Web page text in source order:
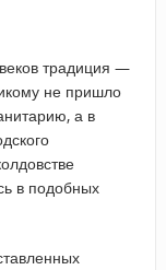
традиция —
не пришло
а в
в подобных